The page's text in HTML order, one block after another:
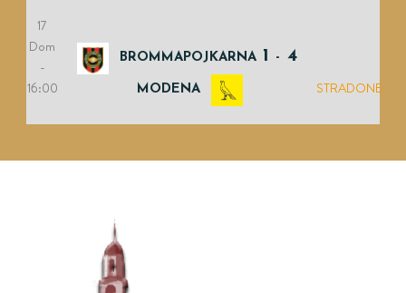
17
Dom
-
16:00
BROMMAPOJKARNA 1 - 4
MODENA STRADONE